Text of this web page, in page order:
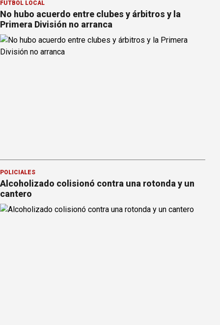
FÚTBOL LOCAL
No hubo acuerdo entre clubes y árbitros y la
Primera División no arranca
POLICIALES
Alcoholizado colisionó contra una rotonda y un
cantero